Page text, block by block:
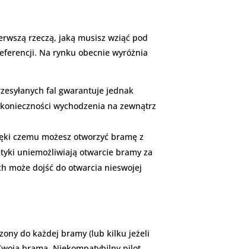
rzeczą, jaką musisz wziąć pod
Na rynku obecnie wyróżnia
fal gwarantuje jednak
wychodzenia na zewnątrz
czemu możesz otworzyć bramę z
uniemożliwiają otwarcie bramy za
może dojść do otwarcia nieswojej
do każdej bramy (lub kilku jeżeli